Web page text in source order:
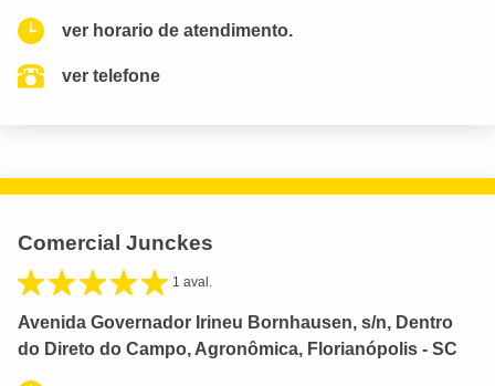
ver horario de atendimento.
ver telefone
Comercial Junckes
1 aval.
Avenida Governador Irineu Bornhausen, s/n, Dentro
do Direto do Campo, Agronômica, Florianópolis - SC